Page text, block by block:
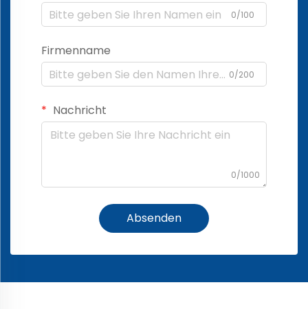
0/100
Firmenname
0/200
Nachricht
0/1000
Absenden